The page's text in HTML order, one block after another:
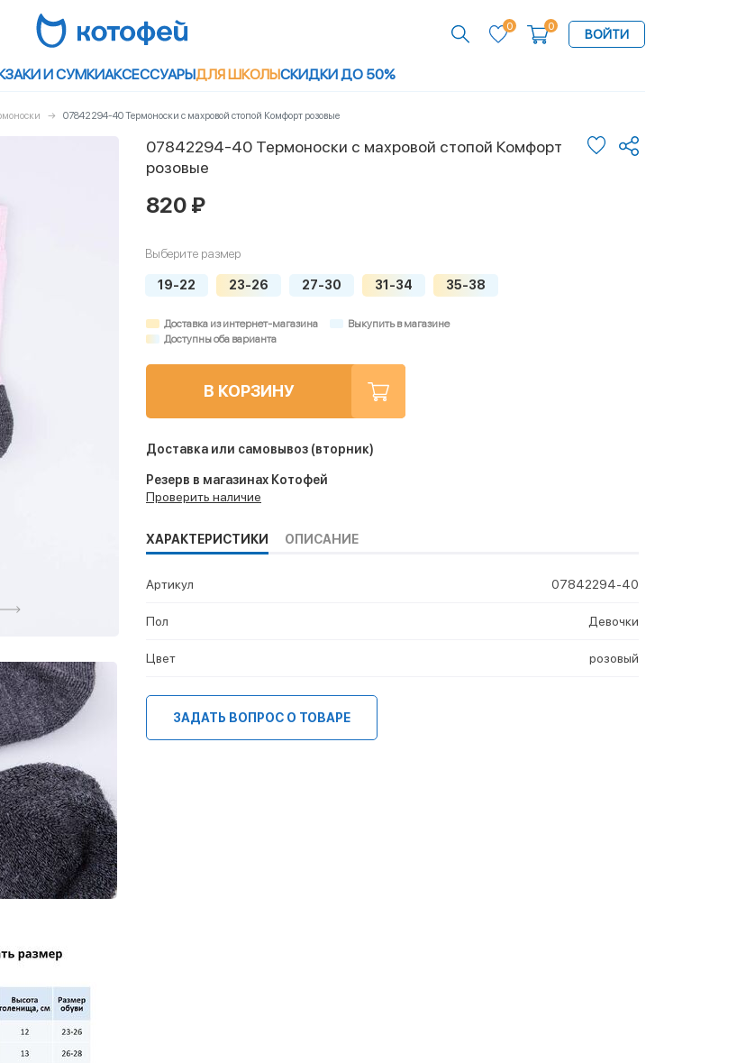
0 0
ВОЙТИ
И СУМКИАКСЕССУАРЫДЛЯ ШКОЛЫСКИДКИ ДО 50%
07842294-40 Термоноски с махровой стопой Комфорт розовые
07842294-40 Термоноски с махровой стопой Комфорт
розовые
820 ₽
Выберите размер
19-22 23-26 27-30 31-34 35-38
Доставка из интернет-магазина
Выкупить в магазине
Доступны оба варианта
В КОРЗИНУ
Доставка или самовывоз (вторник)
Резерв в магазинах Котофей
Проверить наличие
ХАРАКТЕРИСТИКИ ОПИСАНИЕ
Артикул 07842294-40
Пол Девочки
Цвет розовый
ЗАДАТЬ ВОПРОС О ТОВАРЕ